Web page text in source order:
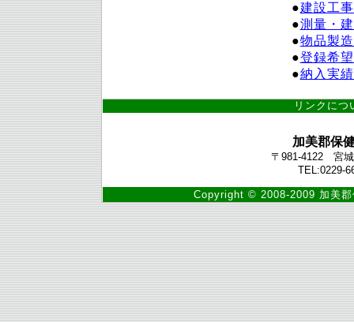
●建設工
●測量・
●物品製
●登録希
●納入実
リンクにつ
加美郡保
〒981-4122 宮城
TEL:0229-
Copyright © 2008-2009 加美